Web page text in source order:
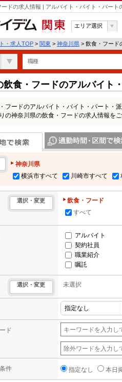
ドの求人情報 | アルバイト・バイト・パート
関東
エリア選択
・求人TOP > 関東 > 神奈川県 > 飲食・フード
職種
飲食・フードのアルバイト
フードのアルバイト・バイト・パート・
の神奈川県の飲食・フードの求人情報をご
神奈川県
横浜市すべて
川崎市すべて
選択・変更
飲食・フード
すべて
アルバイト
契約社員
職業紹介
嘱託
選択・変更 未選択
ド
件 指定なし 本日